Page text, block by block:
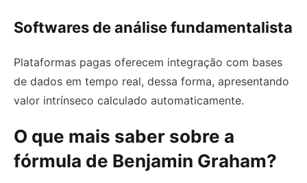
Softwares de análise fundamentalista
Plataformas pagas oferecem integração com bases
de dados em tempo real, dessa forma, apresentando
valor intrínseco calculado automaticamente.
O que mais saber sobre a
fórmula de Benjamin Graham?